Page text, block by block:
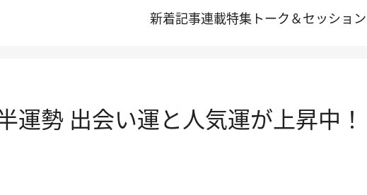
新着記事連載特集 トーク＆セッション
運勢 出会い運と人気運が上昇中！